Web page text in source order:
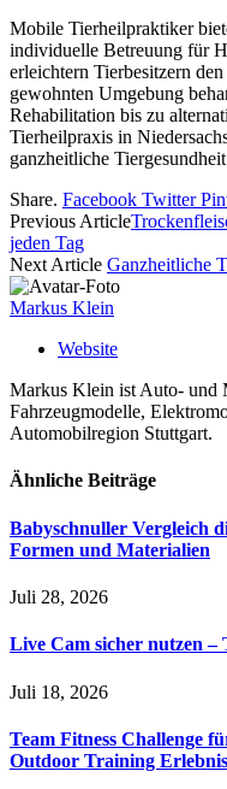
Mobile Tierheilpraktiker
individuelle Betreuung für
erleichtern Tierbesitzern
gewohnten Umgebung
Rehabilitation bis zu
Tierheilpraxis in
ganzheitliche
Share. Facebook Twitter
Previous Article
jeden Tag
Next Article Ganzheitliche
Markus Klein
Website
Markus Klein ist Auto- und
Fahrzeugmodelle,
Automobilregion Stuttgart.
Ähnliche Beiträge
Babyschnuller Vergleich
Formen und Materialien
Juli 28, 2026
Live Cam sicher nutzen –
Juli 18, 2026
Team Fitness Challenge
Outdoor Training Erlebnis